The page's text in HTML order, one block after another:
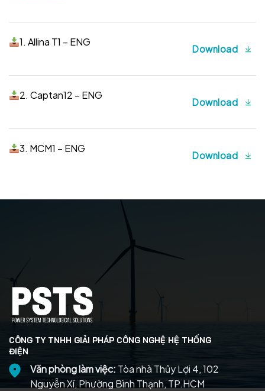
1. Allina T1 – ENG
Download
2. Captan12 – ENG
Download
3. MCM1 – ENG
Download
CÔNG TY TNHH GIẢI PHÁP CÔNG NGHỆ HỆ THỐNG
ĐIỆN
Văn phòng làm việc: Tòa nhà Thủy Lợi 4, 102
Nguyễn Xí, Phường Bình Thạnh, TP.HCM